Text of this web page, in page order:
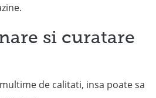
si curatare
de calitati, insa poate sa